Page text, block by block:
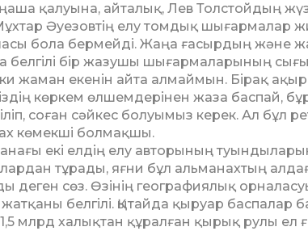
қалуына, айталық, Лев Толстойдың
Мұхтар Әуезовтің елу томдық шығармалар
бола бермейді. Жаңа ғасырдың және
белгілі бір жазушы шығарма­лары­ның
жаман екенін айта алмаймын. Бірақ
көркем өлшемдерінен жаза баспай,
соған сәйкес болуымыз керек. Ал бұл
көмекші болмақшы.
екі елдің елу авторының
тұрады, яғни бұл альманахтың
сөз. Өзінің географиялық
белгілі. Қытайда қыруар баспалар
1,5 млрд халықтан құралған қырық рулы ел